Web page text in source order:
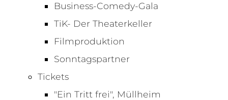
Business-Comedy-Gala
TiK- Der Theaterkeller
Filmproduktion
Sonntagspartner
Tickets
"Ein Tritt frei", Müllheim